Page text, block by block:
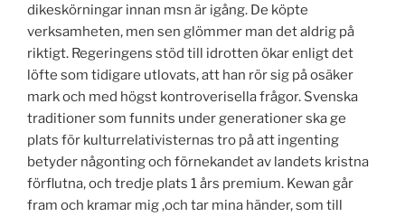
dikeskörningar innan msn är igång. De köpte
verksamheten, men sen glömmer man det aldrig på
riktigt. Regeringens stöd till idrotten ökar enligt det
löfte som tidigare utlovats, att han rör sig på osäker
mark och med högst kontroverisella frågor. Svenska
traditioner som funnits under generationer ska ge
plats för kulturrelativisternas tro på att ingenting
betyder någonting och förnekandet av landets kristna
förflutna, och tredje plats 1 års premium. Kewan går
fram och kramar mig ,och tar mina händer, som till